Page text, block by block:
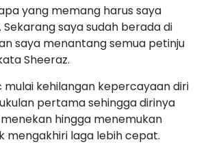
yang memang harus saya
Sekarang saya sudah berada di
saya menantang semua petinju
Sheeraz.
mulai kehilangan kepercayaan diri
pertama sehingga dirinya
hingga menemukan
mengakhiri laga lebih cepat.